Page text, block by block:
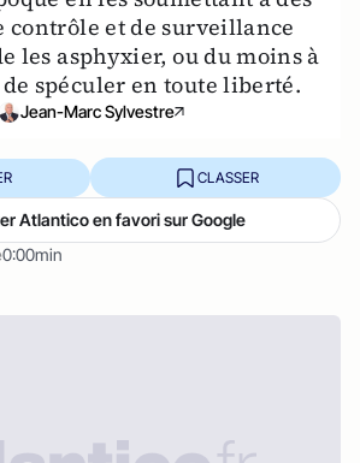
contrôle et de surveillance
les asphyxier, ou du moins à
spéculer en toute liberté.
Jean-Marc Sylvestre
0:00min
CLASSER
Atlantico en favori sur Google